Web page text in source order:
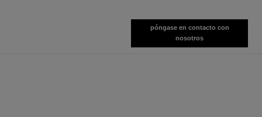
póngase en contacto con
nosotros